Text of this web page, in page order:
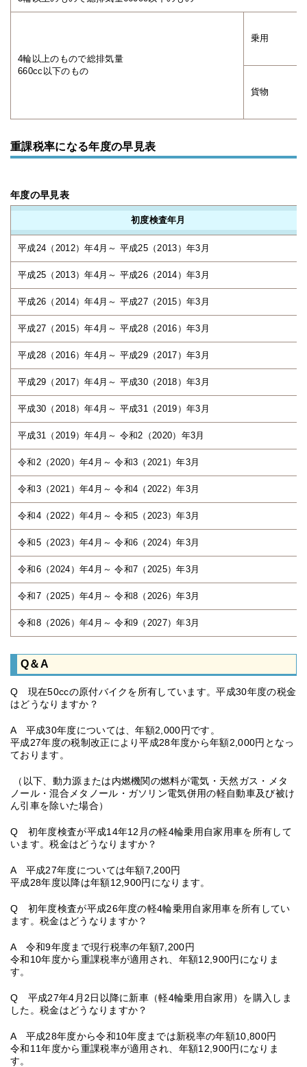
4輪以上のもので総排気量
660cc以下のもの
乗用
貨物
重課税率になる年度の早見表
年度の早見表
初度検査年月
平成24（2012）年4月～ 平成25（2013）年3月
平成25（2013）年4月～ 平成26（2014）年3月
平成26（2014）年4月～ 平成27（2015）年3月
平成27（2015）年4月～ 平成28（2016）年3月
平成28（2016）年4月～ 平成29（2017）年3月
平成29（2017）年4月～ 平成30（2018）年3月
平成30（2018）年4月～ 平成31（2019）年3月
平成31（2019）年4月～ 令和2（2020）年3月
令和2（2020）年4月～ 令和3（2021）年3月
令和3（2021）年4月～ 令和4（2022）年3月
令和4（2022）年4月～ 令和5（2023）年3月
令和5（2023）年4月～ 令和6（2024）年3月
令和6（2024）年4月～ 令和7（2025）年3月
令和7（2025）年4月～ 令和8（2026）年3月
令和8（2026）年4月～ 令和9（2027）年3月
Q＆A
Q 現在50ccの原付バイクを所有しています。平成30年度の税金
はどうなりますか？
A 平成30年度については、年額2,000円です。
平成27年度の税制改正により平成28年度から年額2,000円となっ
ております。
（以下、動力源または内燃機関の燃料が電気・天然ガス・メタ
ノール・混合メタノール・ガソリン電気併用の軽自動車及び被け
ん引車を除いた場合）
Q 初年度検査が平成14年12月の軽4輪乗用自家用車を所有して
います。税金はどうなりますか？
A 平成27年度については年額7,200円
平成28年度以降は年額12,900円になります。
Q 初年度検査が平成26年度の軽4輪乗用自家用車を所有してい
ます。税金はどうなりますか？
A 令和9年度まで現行税率の年額7,200円
令和10年度から重課税率が適用され、年額12,900円になりま
す。
Q 平成27年4月2日以降に新車（軽4輪乗用自家用）を購入しま
した。税金はどうなりますか？
A 平成28年度から令和10年度までは新税率の年額10,800円
令和11年度から重課税率が適用され、年額12,900円になりま
す。